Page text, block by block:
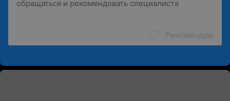
Рекомендую